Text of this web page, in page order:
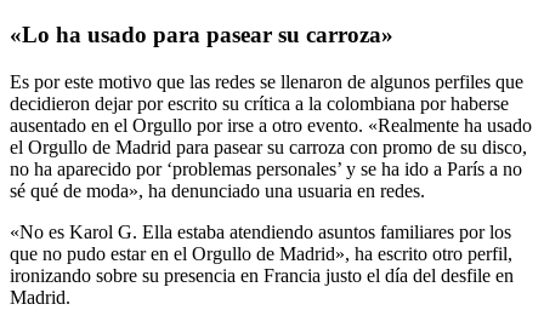
«Lo ha usado para pasear su carroza»
Es por este motivo que las redes se llenaron de algunos perfiles que
decidieron dejar por escrito su crítica a la colombiana por haberse
ausentado en el Orgullo por irse a otro evento. «Realmente ha usado
el Orgullo de Madrid para pasear su carroza con promo de su disco,
no ha aparecido por ‘problemas personales’ y se ha ido a París a no
sé qué de moda», ha denunciado una usuaria en redes.
«No es Karol G. Ella estaba atendiendo asuntos familiares por los
que no pudo estar en el Orgullo de Madrid», ha escrito otro perfil,
ironizando sobre su presencia en Francia justo el día del desfile en
Madrid.